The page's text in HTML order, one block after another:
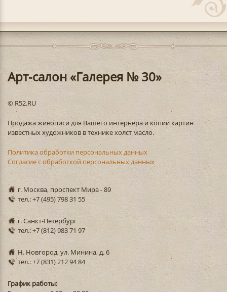
Арт-салон «Галерея № 30»
© R52.RU
Продажа живописи для Вашего интерьера и копии картин
известных художников в технике холст масло.
Политика обработки персональных данных
Согласие с обработкой персональных данных
г. Москва, проспект Мира - 89
тел.: +7 (495) 798 31 55
г. Санкт-Петербург
тел.: +7 (812) 983 71 97
Н. Новгород, ул. Минина, д. 6
тел.: +7 (831) 212 94 84
График работы: